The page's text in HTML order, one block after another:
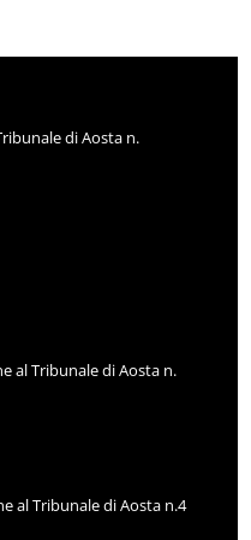
di Aosta n.
al Tribunale di Aosta n.
al Tribunale di Aosta n.4